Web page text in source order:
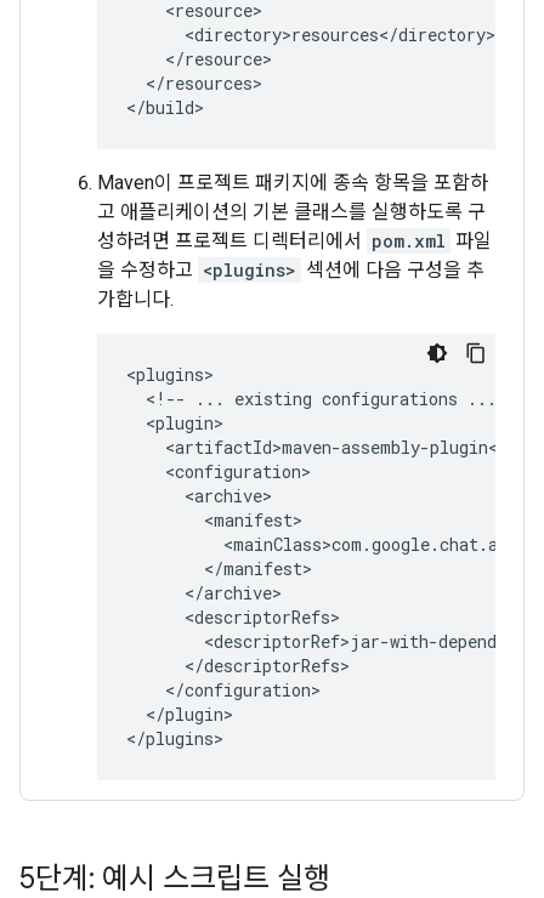
</resources>
Maven이 프로젝트 패키지에 종속 항목을 포함하
고 애플리케이션의 기본 클래스를 실행하도록 구
성하려면 프로젝트 디렉터리에서
pom.xml 파일
을 수정하고 <plugins> 섹션에 다음 구성을 추
가합니다.
<!--
... existing configurations ...
</plugin>
5단계: 예시 스크립트 실행